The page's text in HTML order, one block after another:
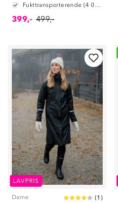
Fukttransporterende (4 000 g/ m2/ 24t)
399,- 499,-
LAVPRIS
Dame (1 )